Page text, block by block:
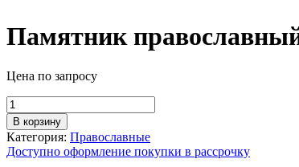
Памятник
Цена по запросу
Количество
товара
Памятник
православный-078
В корзину
Категория: Православные
Доступно оформление покупки в рассрочку